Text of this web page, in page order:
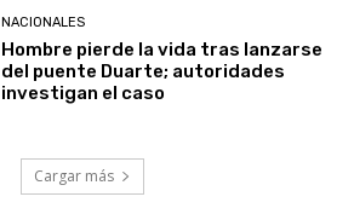
NACIONALES
Hombre pierde la vida tras lanzarse
del puente Duarte; autoridades
investigan el caso
Cargar más